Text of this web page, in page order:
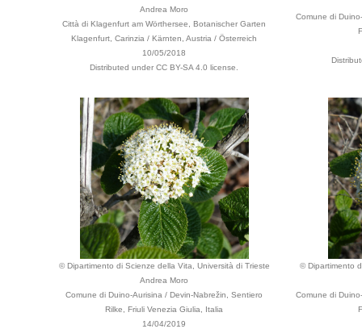
Andrea Moro
Città di Klagenfurt am Wörthersee, Botanischer Garten
Klagenfurt, Carinzia / Kärnten, Austria / Österreich
10/05/2018
Distributed under CC BY-SA 4.0 license.
Comune di
© Dipartimento di Scienze della Vita, Università di Trieste
Andrea Moro
Comune di Duino-Aurisina / Devin-Nabrežin, Sentiero
Rilke, Friuli Venezia Giulia, Italia
14/04/2019
© Dipartimento
Comune di